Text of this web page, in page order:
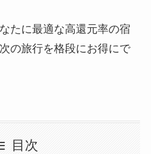
たに最適な高還元率の宿
の旅行を格段にお得にで
目次